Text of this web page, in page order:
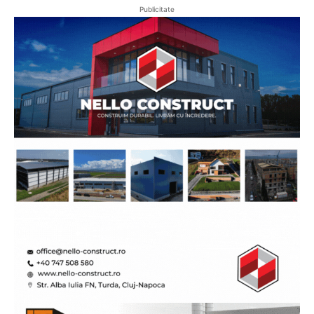
Publicitate